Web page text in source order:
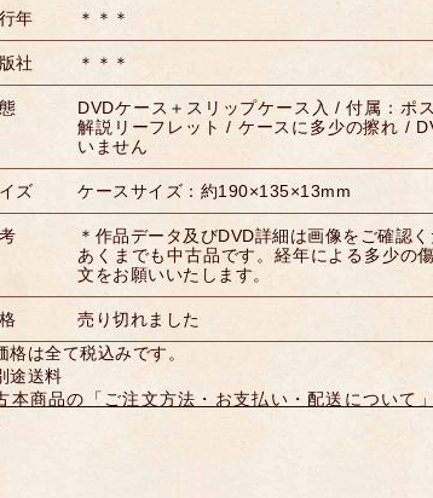
年 ＊＊＊
社 ＊＊＊
DVDケース＋スリップケース入 / 付属：ポ
解説リーフレット / ケースに多少の擦れ /
いません
ズ ケースサイズ：約190×135×13mm
＊作品データ及びDVD詳細は画像をご確認く
あくまでも中古品です。経年による多少の
文をお願いいたします。
売り切れました
格は全て税込みです。
途送料
本商品の「ご注文方法・お支払い・配送について